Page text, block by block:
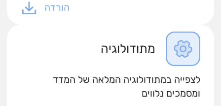
הורדה
מתודולוגיה
לצפייה במתודולוגיה המלאה של המדד
ומסמכים נלווים